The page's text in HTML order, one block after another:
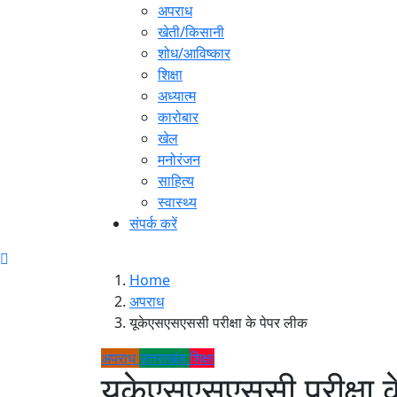
अपराध
खेती/किसानी
शोध/आविष्कार
शिक्षा
अध्यात्म
कारोबार
खेल
मनोरंजन
साहित्य
स्वास्थ्य
संपर्क करें
Home
अपराध
यूकेएसएसएससी परीक्षा के पेपर लीक
अपराधउत्तराखंडशिक्षा